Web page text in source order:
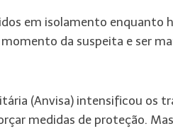
em isolamento enquanto
da suspeita e ser
(Anvisa) intensificou os
medidas de proteção.